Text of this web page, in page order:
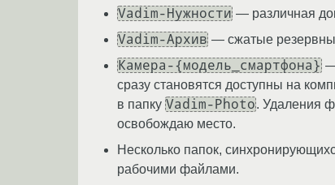
Vadim-Нужности — различная
Vadim-Архив — сжатые
Камера-{модель_смартфона} —
сразу становятся доступны на
в папку Vadim-Photo. Удаления
освобождаю место.
Несколько папок,
рабочими файлами.